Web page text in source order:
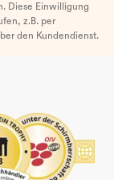
Diese Einwilligung
z.B. per
den Kundendienst.